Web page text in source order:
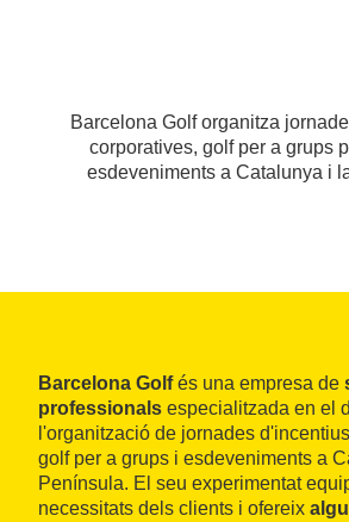
Barcelona Golf organitza
corporatives, golf per a grups
esdeveniments a Catalunya i
Barcelona Golfés una empresa de
professionals especialitzada en el
l'organització de jornades
golf per a grups i esdeveniments a
Península. El seu experimentat
necessitats dels clients i ofereix